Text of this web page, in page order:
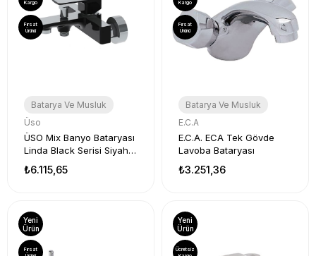
Batarya Ve Musluk
Üso
ÜSO Mix Banyo Bataryası
Linda Black Serisi Siyah
₺6.115,65
Kargo
Fırsat
Ürünü
Batarya Ve Musluk
E.C.A
E.C.A. ECA Tek Gövde
Lavoba Bataryası
₺3.251,36
Kargo
Fırsat
Ürünü
Yeni
Ürün
Fırsat
Yeni
Ürün
Ücretsiz